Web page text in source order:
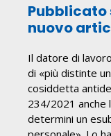
Pubblicato
nuovo
Il datore di
di «più distinte
cosiddetta
234/2021 anche
determini un